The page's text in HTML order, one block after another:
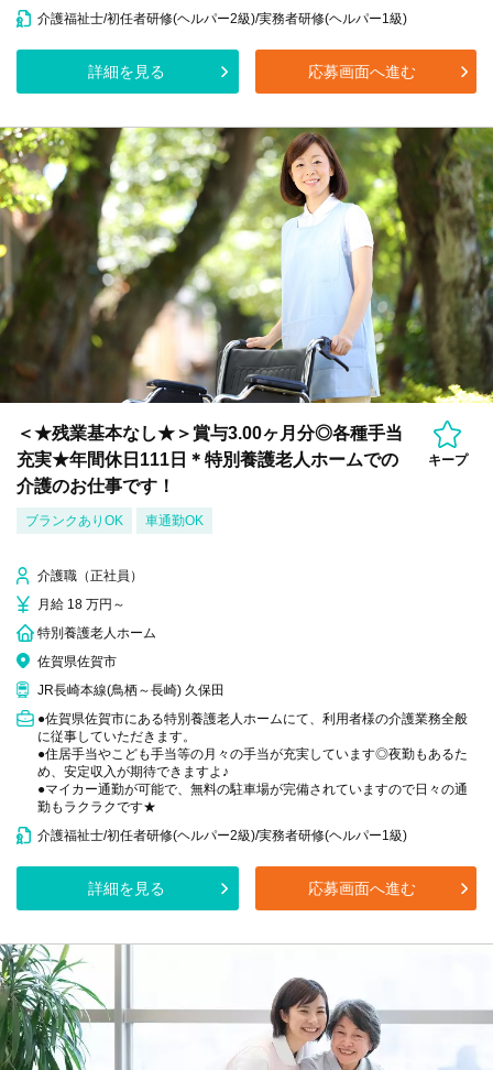
介護福祉士/初任者研修(ヘルパー2級)/実務者研修(ヘルパー1級)
詳細を見る 応募画面へ進む
＜★残業基本なし★＞賞与3.00ヶ月分◎各種手当
充実★年間休日111日＊特別養護老人ホームでの
介護のお仕事です！
キープ
ブランクありOK 車通勤OK
介護職（正社員）
月給 18 万円～
特別養護老人ホーム
佐賀県佐賀市
JR長崎本線(鳥栖～長崎) 久保田
●佐賀県佐賀市にある特別養護老人ホームにて、利用者様の介護業務全般
に従事していただきます。
●住居手当やこども手当等の月々の手当が充実しています◎夜勤もあるた
め、安定収入が期待できますよ♪
●マイカー通勤が可能で、無料の駐車場が完備されていますので日々の通
勤もラクラクです★
介護福祉士/初任者研修(ヘルパー2級)/実務者研修(ヘルパー1級)
詳細を見る 応募画面へ進む